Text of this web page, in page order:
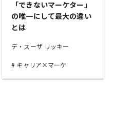
「できないマーケター」
の唯一にして最大の違い
とは
デ・スーザ リッキー
キャリア×マーケ